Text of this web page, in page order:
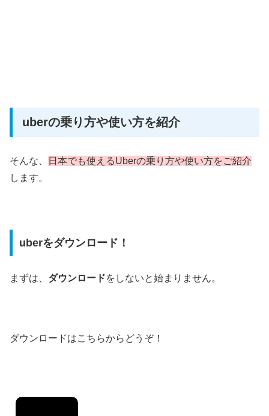
uberの乗り方や使い方を紹介
そんな、
日本でも使えるUberの乗り方や使い方をご紹介
します。
uberをダウンロード！
まずは、 ダウンロードをしないと始まりません。
ダウンロードはこちらからどうぞ！